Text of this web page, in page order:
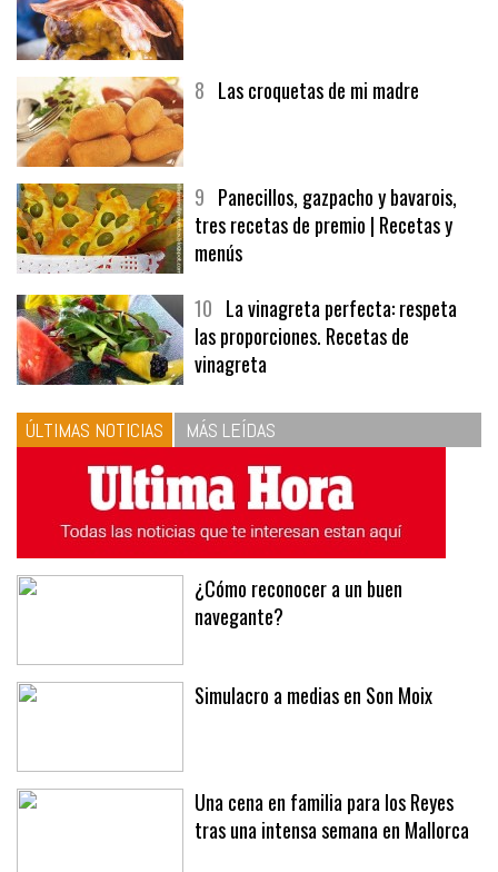
8 Las croquetas de mi madre
9 Panecillos, gazpacho y bavarois,
tres recetas de premio | Recetas y
menús
10 La vinagreta perfecta: respeta
las proporciones. Recetas de
vinagreta
ÚLTIMAS NOTICIAS MÁS LEÍDAS
¿Cómo reconocer a un buen
navegante?
Simulacro a medias en Son Moix
Una cena en familia para los Reyes
tras una intensa semana en Mallorca